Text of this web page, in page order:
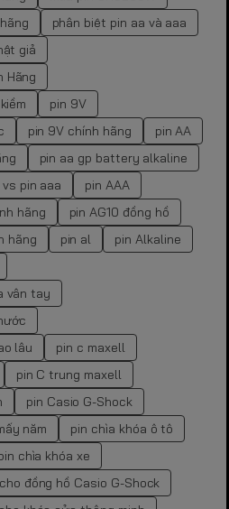
phân biệt pin aa và aaa
giả
Hãng
pin 9V
pin 9V chính hãng
pin AA
pin aa gp battery alkaline
pin aaa
pin AAA
hãng
pin AG10 đồng hồ
hãng pin al
pin Alkaline
vân tay
lâu
pin c maxell
pin C trung maxell
pin Casio G-Shock
năm
pin chìa khóa ô tô
chìa khóa xe
đồng hồ Casio G-Shock